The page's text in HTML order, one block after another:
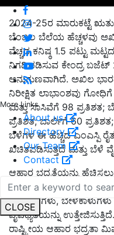
More Links
About us
Directory
Our Team
Contact
CLOSE
2024-25ರ ಮಾರುಕಟ್ಟೆ
ಬೆಂಬಲ ಬೆಲೆಯ ಹೆಚ್ಚಳವು
ವೆಚ್ಚದ ಕನಿಷ್ಠ 1.5 ಪಟ್ಟು
ನಿಗದಿಪಡಿಸುವ ಕೇಂದ್ರ
ಅನುಗುಣವಾಗಿದೆ. ಅಖಿಲ
ನಿರೀಕ್ಷಿತ ಲಾಭಾಂಶವು
ಮತ್ತು ಸಾಸಿವೆಗೆ 98 ಪ್ರತಿಶತ;
ಪ್ರತಿಶತ; ಬಾರ್ಲಿಗೆ 60
ಬೆಳೆಗಳ ಈ ಹೆಚ್ಚಿದ ಎಂಎಸ್ಪಿ
ಖಚಿತಪಡಿಸುತ್ತದೆ ಮತ್ತು ಬೆಳೆ
ಆಹಾರ ಭದ್ರತೆಯನ್ನು
ಆಮದಿನ ಮೇಲಿನ
ಎಣ್ಣೆಕಾಳುಗಳು,
ವೈವಿಧ್ಯತೆಯನ್ನು
ರಾಷ್ಟ್ರೀಯ ಆಹಾರ